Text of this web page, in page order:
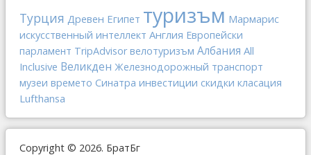
Турция Древен Египет туризъм Мармарис
искусственный интеллект Англия Европейски
парламент TripAdvisor велотуризъм Албания All
Inclusive Великден Железнодорожный транспорт
музеи времето Синатра инвестиции скидки класация
Lufthansa
Copyright © 2026. БратБг